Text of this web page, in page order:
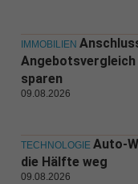
IMMOBILIEN
sparen
09.08.2026
TECHNOLOGIE Auto-
die Hälfte weg
09.08.2026